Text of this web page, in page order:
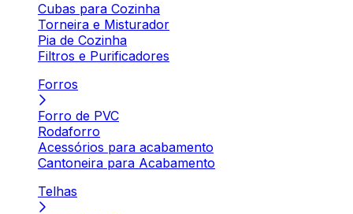
Cubas para Cozinha
Torneira e Misturador
Pia de Cozinha
Filtros e Purificadores
Forros
Forro de PVC
Rodaforro
Acessórios para acabamento
Cantoneira para Acabamento
Telhas